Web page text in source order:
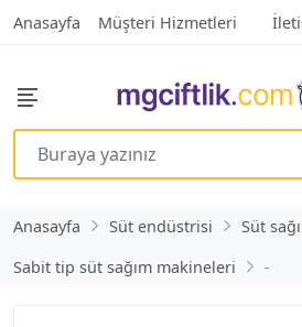
Anasayfa Müşteri Hizmetleri
Anasayfa Süt endüstrisi
Süt
Sabit tip süt sağım makineleri
-